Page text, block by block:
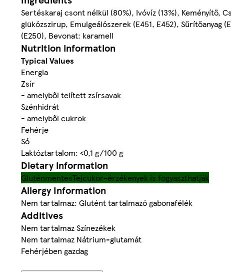
Sertéskaraj csont nélkül (80%), Ivóvíz (13%),
glükózszirup, Emulgeálószerek (E451, E452), Sűrítőanyag
(E250), Bevonat: karamell
Nutrition information
Typical Values
Energia
Zsír
- amelyből telített zsírsavak
Szénhidrát
- amelyből cukrok
Fehérje
Só
Laktóztartalom: <0,1 g/100 g
Dietary information
GluténmentesTejcukor-érzékenyek is fogyaszthatják
Allergy Information
Nem tartalmaz: Glutént tartalmazó gabonafélék
Additives
Nem tartalmaz Színezékek
Nem tartalmaz Nátrium-glutamát
Fehérjében gazdag